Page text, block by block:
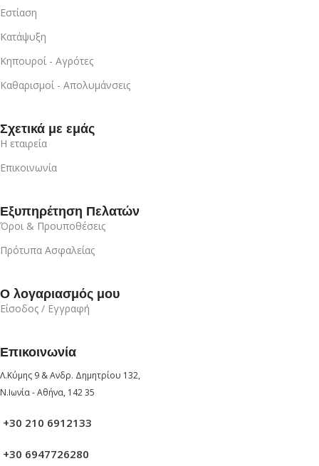
Εστίαση
Κατάψυξη
Κηπουροί - Αγρότες
Καθαρισμοί - Απολυμάνσεις
Σχετικά με εμάς
Η εταιρεία
Επικοινωνία
Εξυπηρέτηση Πελατών
Όροι & Προυποθέσεις
Πρότυπα Ασφαλείας
Ο λογαριασμός μου
Είσοδος / Εγγραφή
Επικοινωνία
Λ.Κύμης 9 & Ανδρ. Δημητρίου 132,
Ν.Ιωνία - Αθήνα, 142 35
+30 210 6912133
+30 6947726280